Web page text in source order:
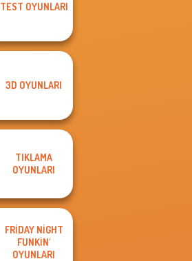
TEST OYUNLARI
3D OYUNLARI
TIKLAMA
OYUNLARI
FRIDAY NIGHT
FUNKIN'
OYUNLARI